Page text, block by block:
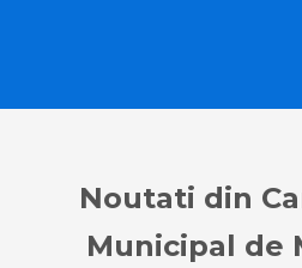
Noutati din
Municipal de